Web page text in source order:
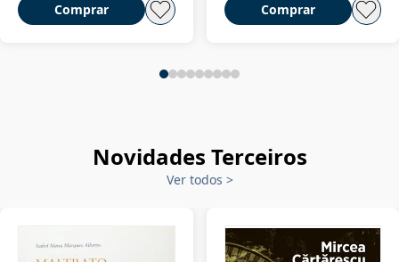
Comprar Comprar
Novidades Terceiros
Ver todos >